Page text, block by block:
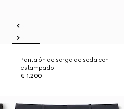
Pantalón de sarga de seda con
estampado
€ 1.200